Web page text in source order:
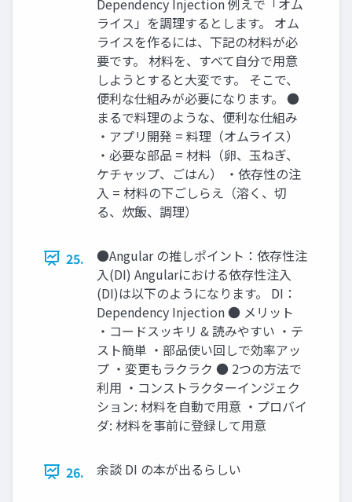
ライス」を調理するとします。 オム
ライスを作るには、下記の材料が必
要です。 材料を、すべて自分で用意
しようとすると大変です。 そこで、
便利な仕組みが必要になります。 ●
まるで料理のような、便利な仕組み
・アプリ開発 = 料理（オムライス）
・必要な部品 = 材料（卵、玉ねぎ、
ケチャップ、ごはん） ・依存性の注
入 = 材料の下ごしらえ（溶く、切
る、炊飯、調理）
25.
●Angular の推しポイント：依存性注
入(DI) Angularにおける依存性注入
(DI)は以下のようになります。 DI：
Dependency Injection ● メリット
・コードスッキリ & 読みやすい ・テ
スト簡単 ・部品使い回しで効率アッ
プ ・変更もラクラク ● 2つの方法で
利用 ・コンストラクターインジェク
ション: 材料を自動で用意 ・プロバイ
ダ: 材料を事前に登録して用意
26. 余談 DI の本が出るらしい